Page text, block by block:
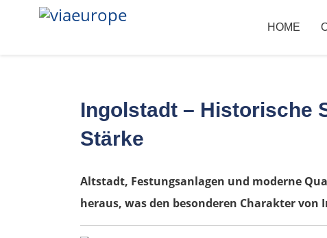
HOME
Ingolstadt – Historische
Stärke
Altstadt, Festungsanlagen und moderne
heraus, was den besonderen Charakter von